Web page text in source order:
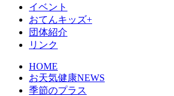
イベント
おてんキッズ+
団体紹介
リンク
HOME
お天気健康NEWS
季節のプラス